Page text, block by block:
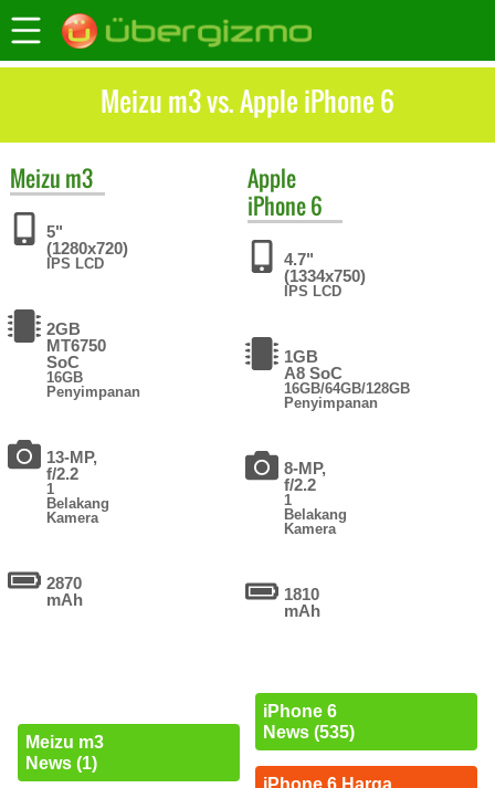
Meizu m3 vs. Apple iPhone 6
Meizu m3
5"
(1280x720)
IPS LCD
2GB
MT6750
SoC
16GB
Penyimpanan
13-MP,
f/2.2
1
Belakang
Kamera
2870
mAh
Meizu m3
News (1)
Apple
iPhone 6
4.7"
(1334x750)
IPS LCD
1GB
A8 SoC
16GB/64GB/128GB
Penyimpanan
8-MP,
f/2.2
1
Belakang
Kamera
1810
mAh
iPhone 6
News (535)
iPhone 6 Harga